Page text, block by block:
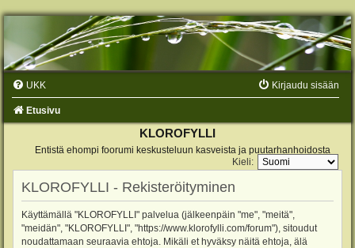
UKK Kirjaudu sisään
Etusivu
KLOROFYLLI
Entistä ehompi foorumi keskusteluun kasveista ja puutarhanhoidosta
Kieli:
KLOROFYLLI - Rekisteröityminen
Käyttämällä "KLOROFYLLI" palvelua (jälkeenpäin "me", "meitä",
"meidän", "KLOROFYLLI", "https://www.klorofylli.com/forum"), sitoudut
noudattamaan seuraavia ehtoja. Mikäli et hyväksy näitä ehtoja, älä